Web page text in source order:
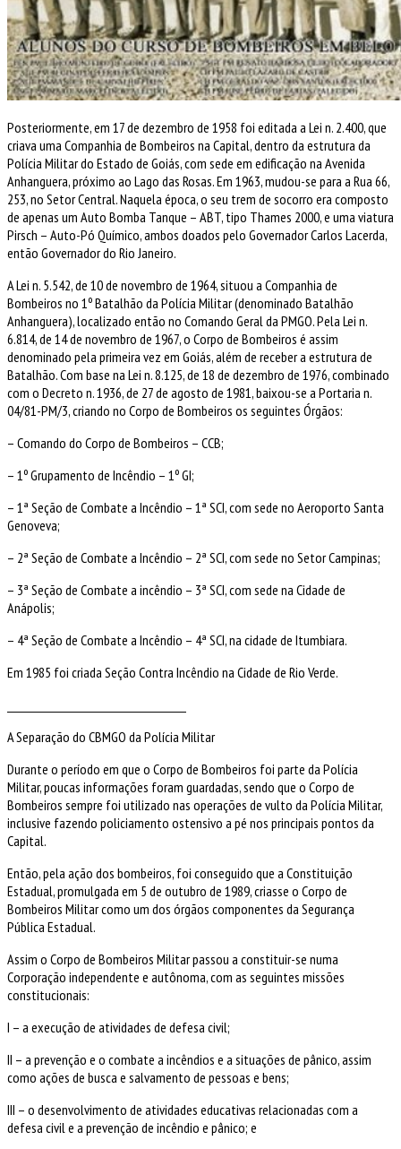
Posteriormente, em 17 de dezembro de 1958 foi editada a Lei n. 2.400, que
criava uma Companhia de Bombeiros na Capital, dentro da estrutura da
Polícia Militar do Estado de Goiás, com sede em edificação na Avenida
Anhanguera, próximo ao Lago das Rosas. Em 1963, mudou-se para a Rua 66,
253, no Setor Central. Naquela época, o seu trem de socorro era composto
de apenas um Auto Bomba Tanque – ABT, tipo Thames 2000, e uma viatura
Pirsch – Auto-Pó Químico, ambos doados pelo Governador Carlos Lacerda,
então Governador do Rio Janeiro.
A Lei n. 5.542, de 10 de novembro de 1964, situou a Companhia de
Bombeiros no 1º Batalhão da Polícia Militar (denominado Batalhão
Anhanguera), localizado então no Comando Geral da PMGO. Pela Lei n.
6.814, de 14 de novembro de 1967, o Corpo de Bombeiros é assim
denominado pela primeira vez em Goiás, além de receber a estrutura de
Batalhão. Com base na Lei n. 8.125, de 18 de dezembro de 1976, combinado
com o Decreto n. 1936, de 27 de agosto de 1981, baixou-se a Portaria n.
04/81-PM/3, criando no Corpo de Bombeiros os seguintes Órgãos:
– Comando do Corpo de Bombeiros – CCB;
– 1º Grupamento de Incêndio – 1º GI;
– 1ª Seção de Combate a Incêndio – 1ª SCI, com sede no Aeroporto Santa
Genoveva;
– 2ª Seção de Combate a Incêndio – 2ª SCI, com sede no Setor Campinas;
– 3ª Seção de Combate a incêndio – 3ª SCI, com sede na Cidade de
Anápolis;
– 4ª Seção de Combate a Incêndio – 4ª SCI, na cidade de Itumbiara.
Em 1985 foi criada Seção Contra Incêndio na Cidade de Rio Verde.
A Separação do CBMGO da Polícia Militar
Durante o período em que o Corpo de Bombeiros foi parte da Polícia
Militar, poucas informações foram guardadas, sendo que o Corpo de
Bombeiros sempre foi utilizado nas operações de vulto da Polícia Militar,
inclusive fazendo policiamento ostensivo a pé nos principais pontos da
Capital.
Então, pela ação dos bombeiros, foi conseguido que a Constituição
Estadual, promulgada em 5 de outubro de 1989, criasse o Corpo de
Bombeiros Militar como um dos órgãos componentes da Segurança
Pública Estadual.
Assim o Corpo de Bombeiros Militar passou a constituir-se numa
Corporação independente e autônoma, com as seguintes missões
constitucionais:
I – a execução de atividades de defesa civil;
II – a prevenção e o combate a incêndios e a situações de pânico, assim
como ações de busca e salvamento de pessoas e bens;
III – o desenvolvimento de atividades educativas relacionadas com a
defesa civil e a prevenção de incêndio e pânico; e